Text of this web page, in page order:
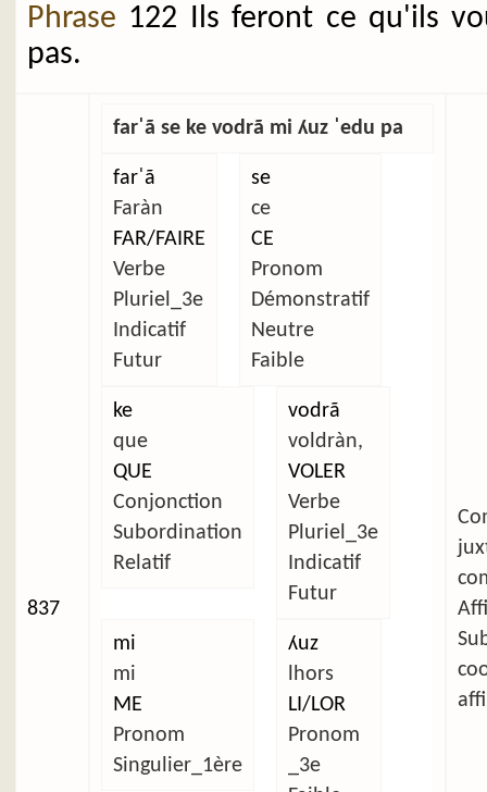
Phrase 122 Ils feront ce qu'ils
pas.
837
farˈã se ke vodrã mi ʎuz ˈedu pa
farˈã
Faràn
FAR/FAIRE
Verbe
Pluriel_3e
Indicatif
Futur
se
ce
CE
Pronom
Démonstratif
Neutre
Faible
ke
que
QUE
Conjonction
Subordination
Relatif
vodrã
voldràn,
VOLER
Verbe
Pluriel_3e
Indicatif
Futur
mi
mi
ME
Pronom
Singulier_1ère
ʎuz
lhors
LI/LOR
Pronom
_3e